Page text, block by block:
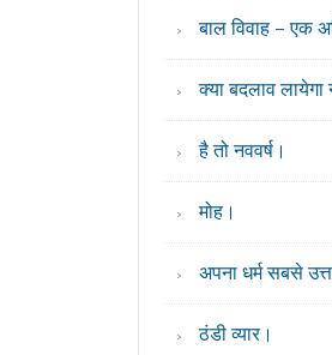
बाल विवाह – एक
क्या बदलाव लायेगा
है तो नववर्ष।
मोह।
अपना धर्म सबसे
ठंडी व्यार।